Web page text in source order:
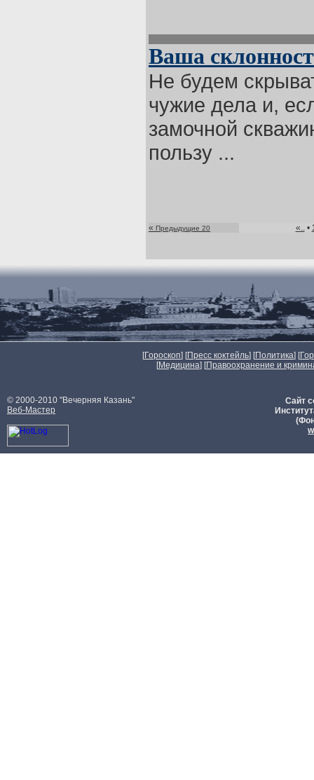
Ваша
Не будем
чужие дела и,
замочной
пользу ...
« Предыдущие 20 «..•
[Гороскоп] [Пресс коктейль] [Политика] [
[Медицина] [Правоохранение и
© 2000-2010 "Вечерняя Казань"
Веб-Мастер
Сайт